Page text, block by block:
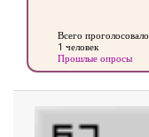
Всего проголосовало
1 человек
Прошлые опросы